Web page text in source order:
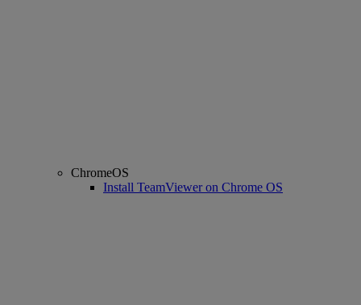
ChromeOS
Install TeamViewer on Chrome OS